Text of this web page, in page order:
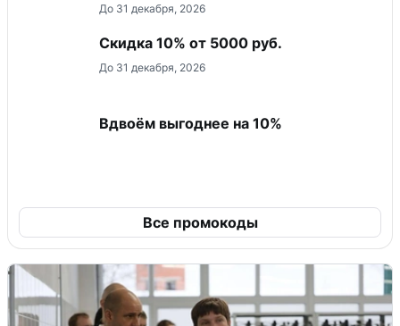
До 31 декабря, 2026
Скидка 10% от 5000 руб.
До 31 декабря, 2026
Вдвоём выгоднее на 10%
Все промокоды